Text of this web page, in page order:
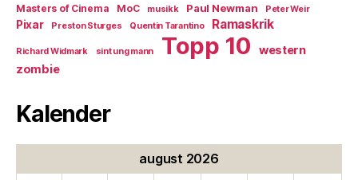
Masters of Cinema
MoC musikk Paul Newman Peter Weir
Pixar Preston Sturges Quentin Tarantino Ramaskrik
Richard Widmark sint ung mann Topp 10
western
zombie
Kalender
august 2026